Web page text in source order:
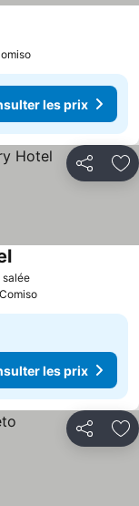
prix
les prix
Partager
saléeConsulter les
Consulter les prix
les prix
Partager